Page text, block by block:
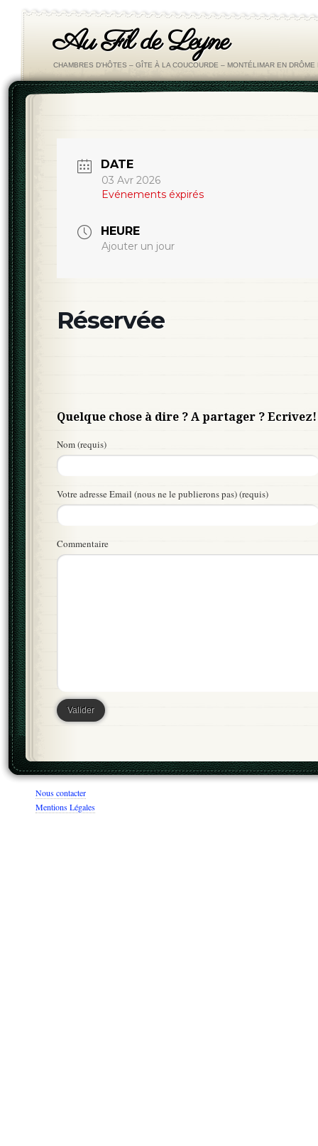
Au Fil de Leyne
CHAMBRES D'HÔTES – GÎTE À LA COUCOURDE – MONTÉLIMAR EN DRÔME
DATE
03 Avr 2026
Evénements éxpirés
HEURE
Ajouter un jour
Réservée
Quelque chose à dire ? A partager ? Ecrivez!
Nom (requis)
Votre adresse Email (nous ne le publierons pas) (requis)
Commentaire
Nous contacter
Mentions Légales